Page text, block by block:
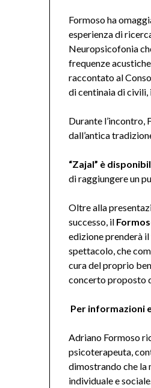
Formoso ha
esperienza di
Neuropsicofonia
frequenze
raccontato al
di centinaia di
Durante l’incontro,
dall’antica
“Zajal” è
di raggiungere un
Oltre alla
successo, il
edizione prenderà il
spettacolo, che
cura del proprio
concerto proposto
Per informazioni
Adriano Formoso
psicoterapeuta,
dimostrando che la
individuale e